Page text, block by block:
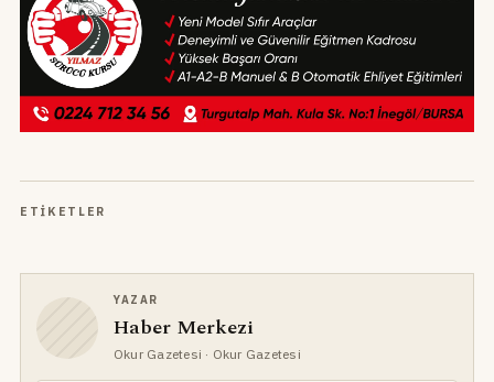
ETIKETLER
YAZAR
Haber Merkezi
Okur Gazetesi · Okur Gazetesi